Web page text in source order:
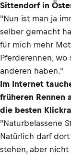
Sittendorf in
"Nun ist man ja
selber gemacht
für mich mehr
Pferderennen,
anderen haben."
Im Internet
früheren Rennen
die besten
"Naturbelassene
Natürlich darf
stehen, aber